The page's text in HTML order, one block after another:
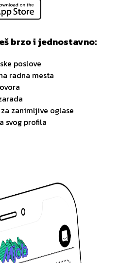
brzo i jednostavno:
poslove
radna mesta
zanimljive oglase
svog profila